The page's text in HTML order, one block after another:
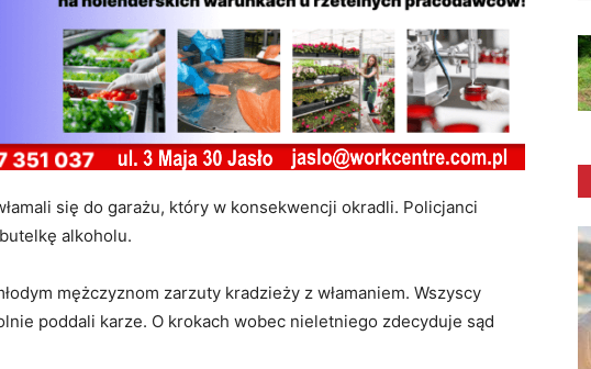
się do garażu, który w konsekwencji okradli. Policjanci
alkoholu.
mężczyznom zarzuty kradzieży z włamaniem. Wszyscy
poddali karze. O krokach wobec nieletniego zdecyduje sąd